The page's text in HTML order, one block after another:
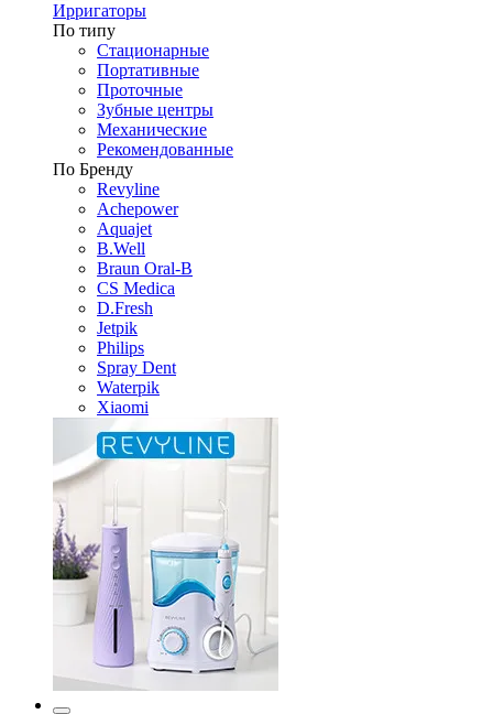
Ирригаторы
По типу
Стационарные
Портативные
Проточные
Зубные центры
Механические
Рекомендованные
По Бренду
Revyline
Achepower
Aquajet
B.Well
Braun Oral-B
CS Medica
D.Fresh
Jetpik
Philips
Spray Dent
Waterpik
Xiaomi